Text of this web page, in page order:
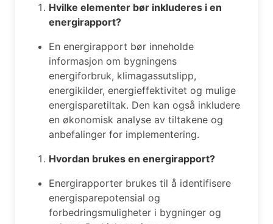
Hvilke elementer bør inkluderes i en
energirapport?
En energirapport bør inneholde
informasjon om bygningens
energiforbruk, klimagassutslipp,
energikilder, energieffektivitet og mulige
energisparetiltak. Den kan også inkludere
en økonomisk analyse av tiltakene og
anbefalinger for implementering.
Hvordan brukes en energirapport?
Energirapporter brukes til å identifisere
energisparepotensial og
forbedringsmuligheter i bygninger og